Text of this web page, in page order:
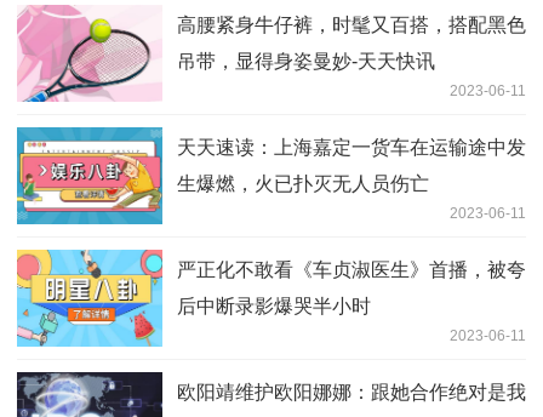
高腰紧身牛仔裤，时髦又百搭，搭配黑色
吊带，显得身姿曼妙-天天快讯
2023-06-11
天天速读：上海嘉定一货车在运输途中发
生爆燃，火已扑灭无人员伤亡
2023-06-11
严正化不敢看《车贞淑医生》首播，被夸
后中断录影爆哭半小时
2023-06-11
欧阳靖维护欧阳娜娜：跟她合作绝对是我